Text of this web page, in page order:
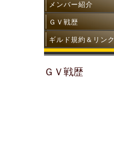
メンバー紹介
ＧＶ戦歴
ギルド規約＆リンク
ＧＶ戦歴